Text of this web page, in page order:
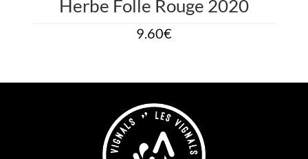
Herbe Folle Rouge 2020
9.60€